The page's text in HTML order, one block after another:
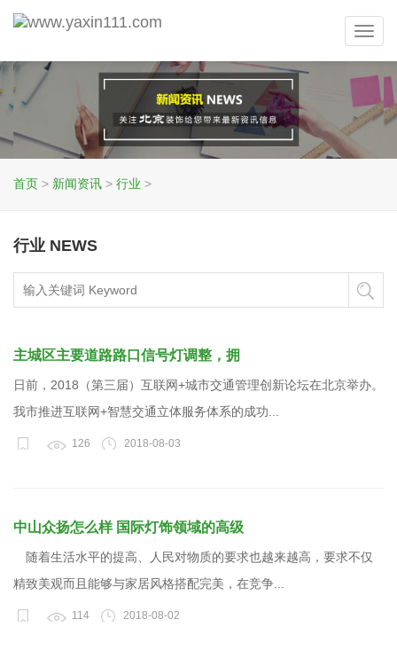
首页 > 新闻资讯 > 行业 >
行业 NEWS
主城区主要道路路口信号灯调整，拥
日前，2018（第三届）互联网+城市交通管理创新论坛在北京举办。
我市推进互联网+智慧交通立体服务体系的成功...
126 2018-08-03
中山众扬怎么样 国际灯饰领域的高级
随着生活水平的提高、人民对物质的要求也越来越高，要求不仅
精致美观而且能够与家居风格搭配完美，在竞争...
114 2018-08-02